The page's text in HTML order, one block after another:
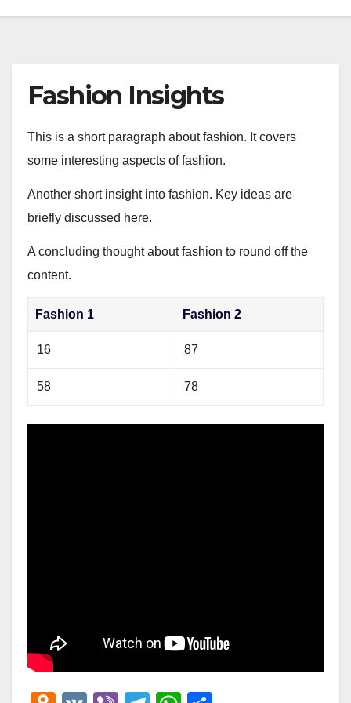
Fashion Insights
This is a short paragraph about fashion. It covers
some interesting aspects of fashion.
Another short insight into fashion. Key ideas are
briefly discussed here.
A concluding thought about fashion to round off the
content.
Fashion 1 Fashion 2
16 87
58 78